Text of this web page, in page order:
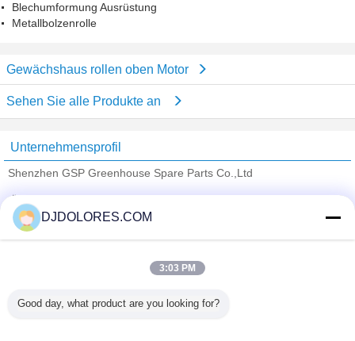
Blechumformung Ausrüstung
Metallbolzenrolle
Gewächshaus rollen oben Motor
Sehen Sie alle Produkte an
Unternehmensprofil
Shenzhen GSP Greenhouse Spare Parts Co.,Ltd
Trust Seal
Verified Suplier
Alle Produkte
DJDOLORES.COM
3:03 PM
Good day, what product are you looking for?